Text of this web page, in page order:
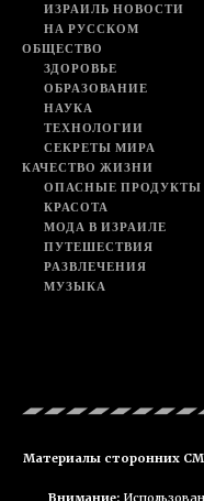
ИЗРАИЛЬ НОВОСТИ
НА РУССКОМ
ОБЩЕСТВО
ЗДОРОВЬЕ
ОБРАЗОВАНИЕ
НАУКА
ТЕХНОЛОГИИ
СЕКРЕТЫ МИРА
КАЧЕСТВО ЖИЗНИ
ОПАСНЫЕ ПРОДУКТЫ
КРАСОТА
МОДА В ИЗРАИЛЕ
ПУТЕШЕСТВИЯ
РАЗВЛЕЧЕНИЯ
МУЗЫКА
Материалы сторонних
Внимание: